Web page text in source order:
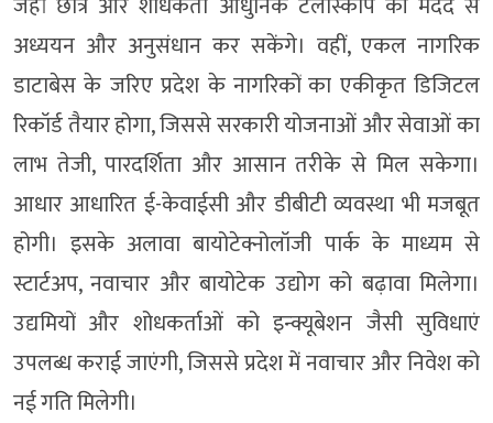
अध्ययन और अनुसंधान कर सकेंगे। वहीं, एकल नागरिक
डाटाबेस के जरिए प्रदेश के नागरिकों का एकीकृत डिजिटल
रिकॉर्ड तैयार होगा, जिससे सरकारी योजनाओं और सेवाओं का
लाभ तेजी, पारदर्शिता और आसान तरीके से मिल सकेगा।
आधार आधारित ई-केवाईसी और डीबीटी व्यवस्था भी मजबूत
होगी। इसके अलावा बायोटेक्नोलॉजी पार्क के माध्यम से
स्टार्टअप, नवाचार और बायोटेक उद्योग को बढ़ावा मिलेगा।
उद्यमियों और शोधकर्ताओं को इन्क्यूबेशन जैसी सुविधाएं
उपलब्ध कराई जाएंगी, जिससे प्रदेश में नवाचार और निवेश को
नई गति मिलेगी।